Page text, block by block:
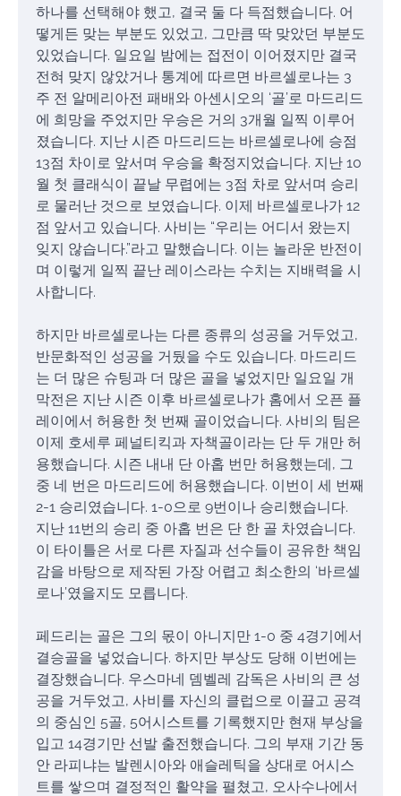
하나를 선택해야 했고, 결국 둘 다 득점했습니다. 어
떻게든 맞는 부분도 있었고, 그만큼 딱 맞았던 부분도
있었습니다. 일요일 밤에는 접전이 이어졌지만 결국
전혀 맞지 않았거나 통계에 따르면 바르셀로나는 3
주 전 알메리아전 패배와 아센시오의 ‘골’로 마드리드
에 희망을 주었지만 우승은 거의 3개월 일찍 이루어
졌습니다. 지난 시즌 마드리드는 바르셀로나에 승점
13점 차이로 앞서며 우승을 확정지었습니다. 지난 10
월 첫 클래식이 끝날 무렵에는 3점 차로 앞서며 승리
로 물러난 것으로 보였습니다. 이제 바르셀로나가 12
점 앞서고 있습니다. 사비는 “우리는 어디서 왔는지
잊지 않습니다.”라고 말했습니다. 이는 놀라운 반전이
며 이렇게 일찍 끝난 레이스라는 수치는 지배력을 시
사합니다.
하지만 바르셀로나는 다른 종류의 성공을 거두었고,
반문화적인 성공을 거뒀을 수도 있습니다. 마드리드
는 더 많은 슈팅과 더 많은 골을 넣었지만 일요일 개
막전은 지난 시즌 이후 바르셀로나가 홈에서 오픈 플
레이에서 허용한 첫 번째 골이었습니다. 사비의 팀은
이제 호세루 페널티킥과 자책골이라는 단 두 개만 허
용했습니다. 시즌 내내 단 아홉 번만 허용했는데, 그
중 네 번은 마드리드에 허용했습니다. 이번이 세 번째
2-1 승리였습니다. 1-0으로 9번이나 승리했습니다.
지난 11번의 승리 중 아홉 번은 단 한 골 차였습니다.
이 타이틀은 서로 다른 자질과 선수들이 공유한 책임
감을 바탕으로 제작된 가장 어렵고 최소한의 ‘바르셀
로나’였을지도 모릅니다.
페드리는 골은 그의 몫이 아니지만 1-0 중 4경기에서
결승골을 넣었습니다. 하지만 부상도 당해 이번에는
결장했습니다. 우스마네 뎀벨레 감독은 사비의 큰 성
공을 거두었고, 사비를 자신의 클럽으로 이끌고 공격
의 중심인 5골, 5어시스트를 기록했지만 현재 부상을
입고 14경기만 선발 출전했습니다. 그의 부재 기간 동
안 라피냐는 발렌시아와 애슬레틱을 상대로 어시스
트를 쌓으며 결정적인 활약을 펼쳤고, 오사수나에서